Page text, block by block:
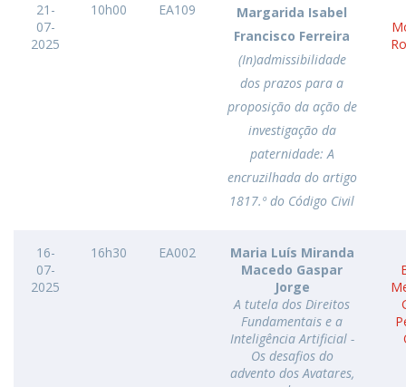
21-
07-
2025
10h00 EA109
Margarida Isabel
Francisco Ferreira
(In)admissibilidade
dos prazos para a
proposição da ação de
investigação da
paternidade: A
encruzilhada do artigo
1817.º do Código Civil
16-
07-
2025
16h30 EA002
Maria Luís Miranda
Macedo Gaspar
Jorge
A tutela dos Direitos
Fundamentais e a
Inteligência Artificial -
Os desafios do
advento dos Avatares,